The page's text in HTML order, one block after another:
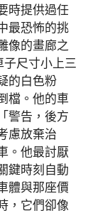
時提供過任
最恐怖的挑
像的畫廊之
子尺寸小上三
的白色粉
檔。他的車
警告，後方
慮放棄治
。他最討厭
鍵時刻自動
體與那座價
，它們卻像